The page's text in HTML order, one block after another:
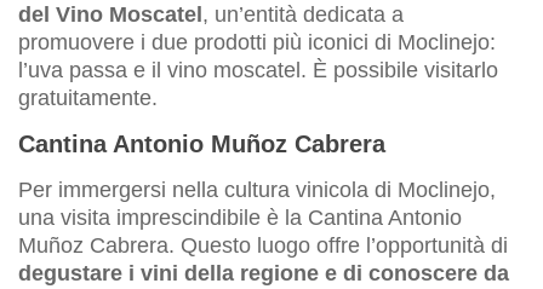
del Vino Moscatel, un’entità dedicata a
promuovere i due prodotti più iconici di Moclinejo:
l’uva passa e il vino moscatel. È possibile visitarlo
gratuitamente.
Cantina Antonio Muñoz Cabrera
Per immergersi nella cultura vinicola di Moclinejo,
una visita imprescindibile è la Cantina Antonio
Muñoz Cabrera. Questo luogo offre l’opportunità di
degustare i vini della regione e di conoscere da